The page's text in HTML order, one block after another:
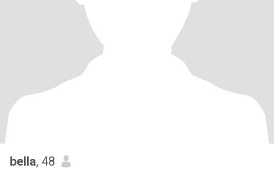
bella, 48